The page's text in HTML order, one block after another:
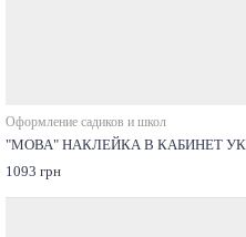
Оформление садиков и школ
"МОВА" НАКЛЕЙКА В КАБИНЕТ
1093 грн